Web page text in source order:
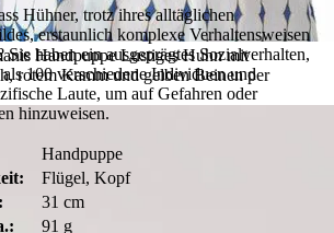
Handpuppe Lustiges Huhn mit
rotem Kamm und gelben Beinen per
Hühner, trotz ihres alltäglichen
erstaunlich komplexe Verhaltensweisen
Sie haben ein ausgeprägtes Sozialverhalten,
100 verschiedene Individuen und
Laute, um auf Gefahren oder
hinzuweisen.
Handpuppe
Flügel, Kopf
31 cm
91 g